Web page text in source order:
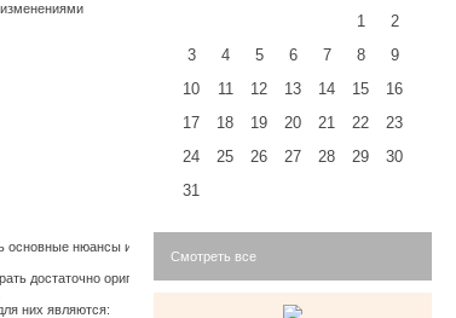
нюансы их использования, иначе по истечению времени
оригинальные ткани, изготовленные из крапивы,
них являются:
1
2
3
4 5 6 7 8
9
10
11 12 13 14 15
16
17
18 19 20 21 22
23
24
25 26 27 28 29
30
31
Смотреть все